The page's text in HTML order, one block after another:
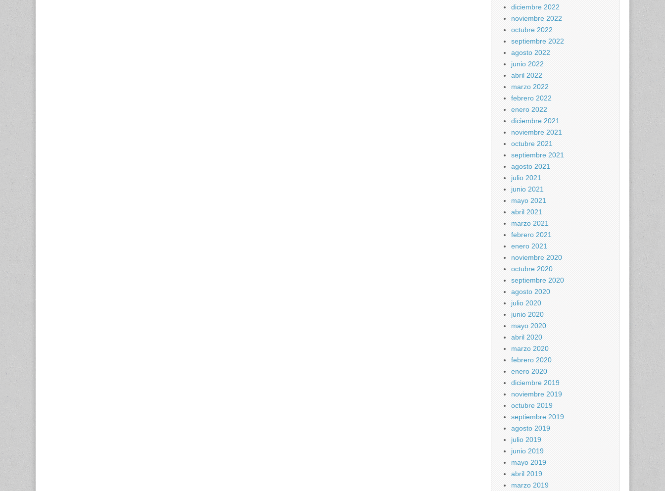
diciembre 2022
noviembre 2022
octubre 2022
septiembre 2022
agosto 2022
junio 2022
abril 2022
marzo 2022
febrero 2022
enero 2022
diciembre 2021
noviembre 2021
octubre 2021
septiembre 2021
agosto 2021
julio 2021
junio 2021
mayo 2021
abril 2021
marzo 2021
febrero 2021
enero 2021
noviembre 2020
octubre 2020
septiembre 2020
agosto 2020
julio 2020
junio 2020
mayo 2020
abril 2020
marzo 2020
febrero 2020
enero 2020
diciembre 2019
noviembre 2019
octubre 2019
septiembre 2019
agosto 2019
julio 2019
junio 2019
mayo 2019
abril 2019
marzo 2019